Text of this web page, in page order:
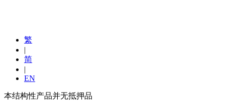
繁
|
简
|
EN
本结构性产品并无抵押品